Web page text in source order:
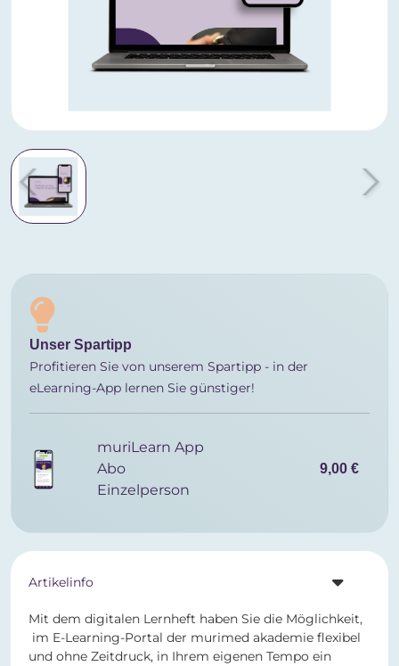
Unser Spartipp
Profitieren Sie von unserem Spartipp - in der
eLearning-App lernen Sie günstiger!
muriLearn App
Abo
Einzelperson
9,00 €
Artikelinfo
Mit dem digitalen Lernheft haben Sie die Möglichkeit,
im E-Learning-Portal der murimed akademie flexibel
und ohne Zeitdruck, in Ihrem eigenen Tempo ein